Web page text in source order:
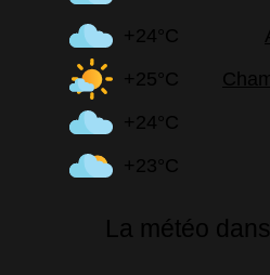
+24°C
+25°C
+24°C
+23°C
La météo